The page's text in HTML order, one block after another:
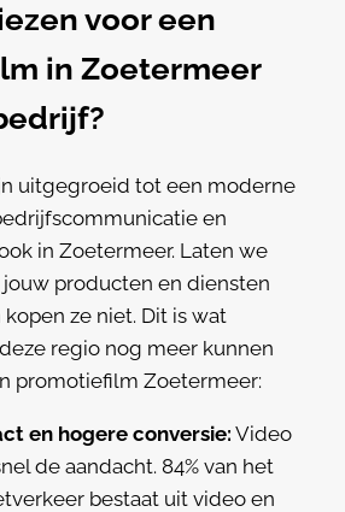
voor een
in Zoetermeer
uitgegroeid tot een moderne
en
in Zoetermeer. Laten we
jouw producten en diensten
ze niet. Dit is wat
regio nog meer kunnen
promotiefilm Zoetermeer:
en hogere conversie: Video
de aandacht. 84% van het
bestaat uit video en